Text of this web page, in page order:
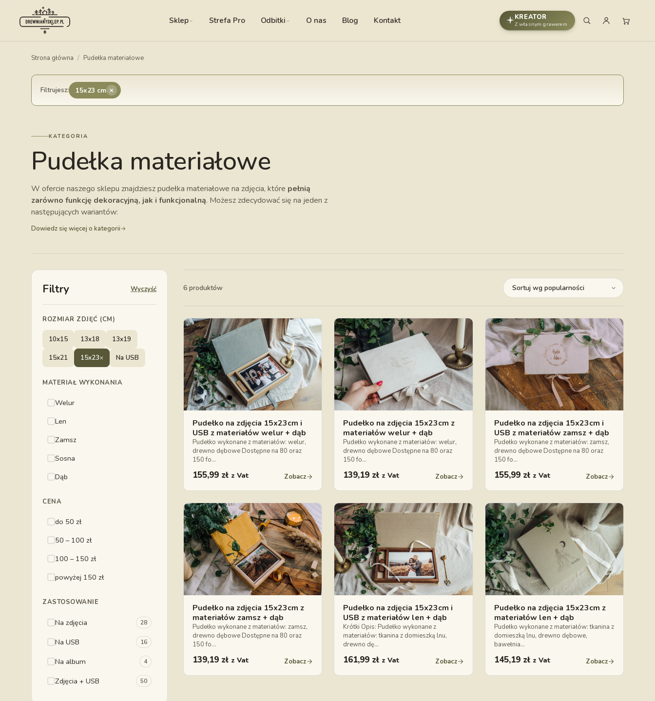
Sklep Strefa Pro Odbitki O nas Blog Kontakt KREATOR
Z własnym grawerem
Strona główna / Pudełka materiałowe
Filtrujesz: 15x23 cm ×
KATEGORIA
Pudełka materiałowe
W ofercie naszego sklepu znajdziesz pudełka materiałowe na zdjęcia, które pełnią
zarówno funkcję dekoracyjną, jak i funkcjonalną. Możesz zdecydować się na jeden z
następujących wariantów:
Dowiedz się więcej o kategorii
Filtry Wyczyść
ROZMIAR ZDJĘĆ (CM)
10x15 13x18
13x19
15x21
15x23× Na USB
MATERIAŁ WYKONANIA
Welur
Len
Zamsz
Sosna
Dąb
CENA
do 50 zł
50 – 100 zł
100 – 150 zł
powyżej 150 zł
ZASTOSOWANIE
Na zdjęcia 28
Na USB 16
Na album 4
Zdjęcia + USB 50
6 produktów
Pudełko na zdjęcia 15x23cm i
USB z materiałów welur + dąb
Pudełko wykonane z materiałów: welur,
drewno dębowe Dostępne na 80 oraz
150 fo…
155,99 zł z Vat Zobacz
Pudełko na zdjęcia 15x23cm z
materiałów welur + dąb
Pudełko wykonane z materiałów: welur,
drewno dębowe Dostępne na 80 oraz
150 fo…
139,19 zł z Vat Zobacz
Pudełko na zdjęcia 15x23cm i
USB z materiałów zamsz + dąb
Pudełko wykonane z materiałów: zamsz,
drewno dębowe Dostępne na 80 oraz
150 fo…
155,99 zł z Vat Zobacz
Pudełko na zdjęcia 15x23cm z
materiałów zamsz + dąb
Pudełko wykonane z materiałów: zamsz,
drewno dębowe Dostępne na 80 oraz
150 fo…
139,19 zł z Vat Zobacz
Pudełko na zdjęcia 15x23cm i
USB z materiałów len + dąb
Krótki Opis: Pudełko wykonane z
materiałów: tkanina z domieszką lnu,
drewno dę…
161,99 zł z Vat Zobacz
Pudełko na zdjęcia 15x23cm z
materiałów len + dąb
Pudełko wykonane z materiałów: tkanina z
domieszką lnu, drewno dębowe,
bawełnia…
145,19 zł z Vat Zobacz